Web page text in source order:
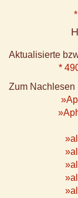
Aktualisierte
*
Zum Nachlesen